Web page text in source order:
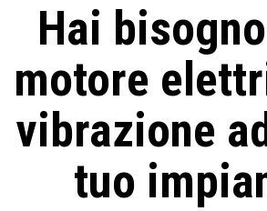
Hai
motore
vibrazione
tuo